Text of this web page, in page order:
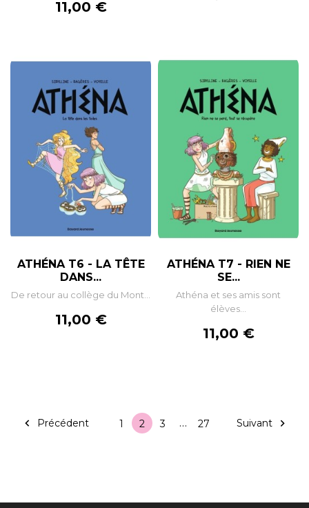
Prix
11,00 €
ATHÉNA T6 - LA TÊTE
DANS...
De retour au collège du Mont...
Prix
11,00 €
ATHÉNA T7 - RIEN NE
SE...
Athéna et ses amis sont
élèves...
Prix
11,00 €
 Précédent 1 2 3 … 27 Suivant 